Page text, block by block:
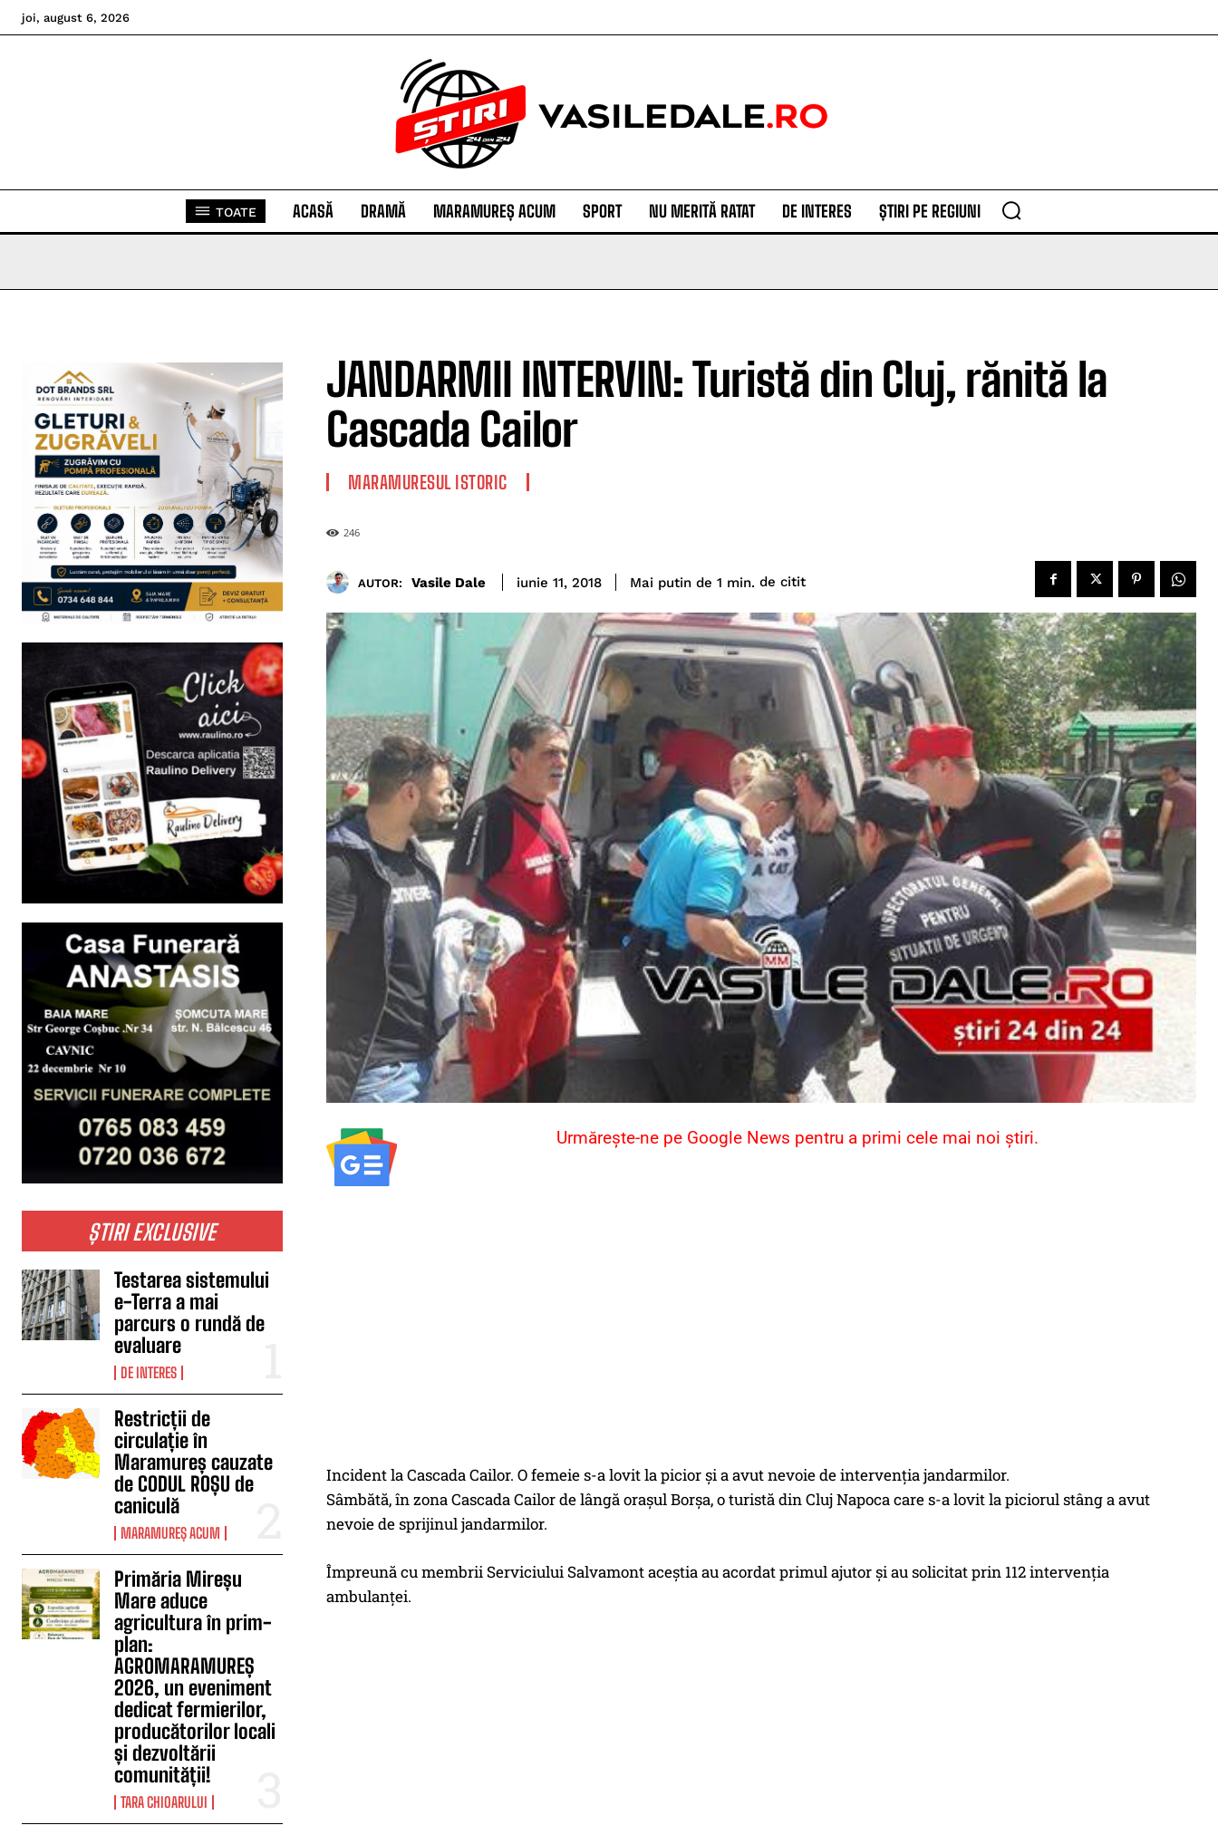
joi, august 6, 2026
TOATE ACASĂ DRAMĂ MARAMUREȘ ACUM SPORT NU MERITĂ RATAT DE INTERES ȘTIRI PE REGIUNI
ȘTIRI EXCLUSIVE
Testarea sistemului
e-Terra a mai
parcurs o rundă de
evaluare
DE INTERES
Restricții de
circulație în
Maramureș cauzate
de CODUL ROȘU de
caniculă
MARAMUREȘ ACUM
Primăria Mireșu
Mare aduce
agricultura în prim-
plan:
AGROMARAMUREȘ
2026, un eveniment
dedicat fermierilor,
producătorilor locali
și dezvoltării
comunității!
TARA CHIOARULUI
JANDARMII INTERVIN: Turistă din Cluj, rănită la
Cascada Cailor
MARAMURESUL ISTORIC
246
AUTOR: Vasile Dale iunie 11, 2018 Mai putin de 1 min. de citit
Urmărește-ne pe Google News pentru a primi cele mai noi știri.
Incident la Cascada Cailor. O femeie s-a lovit la picior şi a avut nevoie de intervenţia jandarmilor.
Sâmbătă, în zona Cascada Cailor de lângă oraşul Borşa, o turistă din Cluj Napoca care s-a lovit la piciorul stâng a avut
nevoie de sprijinul jandarmilor.
Împreună cu membrii Serviciului Salvamont aceştia au acordat primul ajutor şi au solicitat prin 112 intervenţia
ambulanţei.